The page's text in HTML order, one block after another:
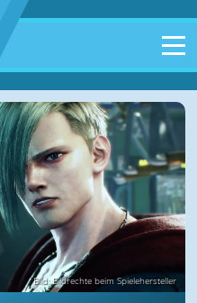
Bild: Bildrechte beim Spielehersteller